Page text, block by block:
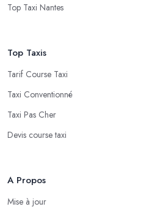
Top Taxi Nantes
Top Taxis
Tarif Course Taxi
Taxi Conventionné
Taxi Pas Cher
Devis course taxi
A Propos
Mise à jour